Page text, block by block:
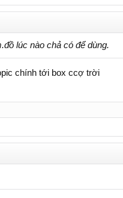
lúc nào chả có để dùng.
chính tới box ccợ trời